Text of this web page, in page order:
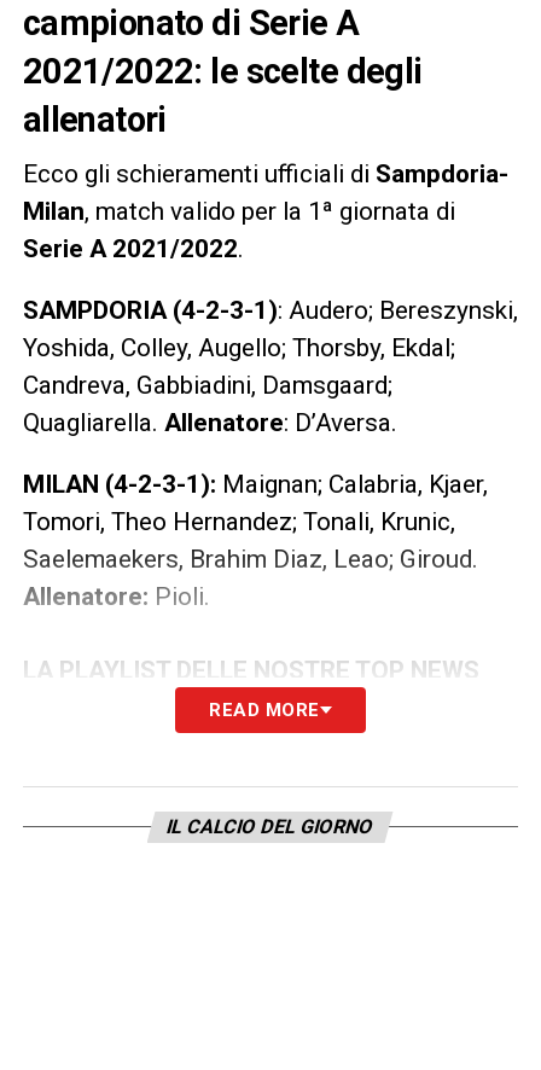
campionato di Serie A
2021/2022: le scelte degli
allenatori
Ecco gli schieramenti ufficiali di Sampdoria-
Milan, match valido per la 1ª giornata di
Serie A 2021/2022.
SAMPDORIA (4-2-3-1): Audero; Bereszynski,
Yoshida, Colley, Augello; Thorsby, Ekdal;
Candreva, Gabbiadini, Damsgaard;
Quagliarella. Allenatore: D’Aversa.
MILAN (4-2-3-1): Maignan; Calabria, Kjaer,
Tomori, Theo Hernandez; Tonali, Krunic,
Saelemaekers, Brahim Diaz, Leao; Giroud.
Allenatore: Pioli.
LA PLAYLIST DELLE NOSTRE TOP NEWS
READ MORE
IL CALCIO DEL GIORNO